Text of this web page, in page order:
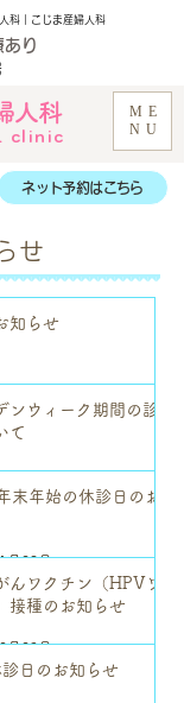
人科
clinic
ME
NU
り
ネット予約はこちら
科｜こじま産婦人科
せ
知らせ
ンウィーク期間の診
て
末年始の休診日のお
月29日
んワクチン（HPVワ
接種のお知らせ
月23日
日のお知らせ